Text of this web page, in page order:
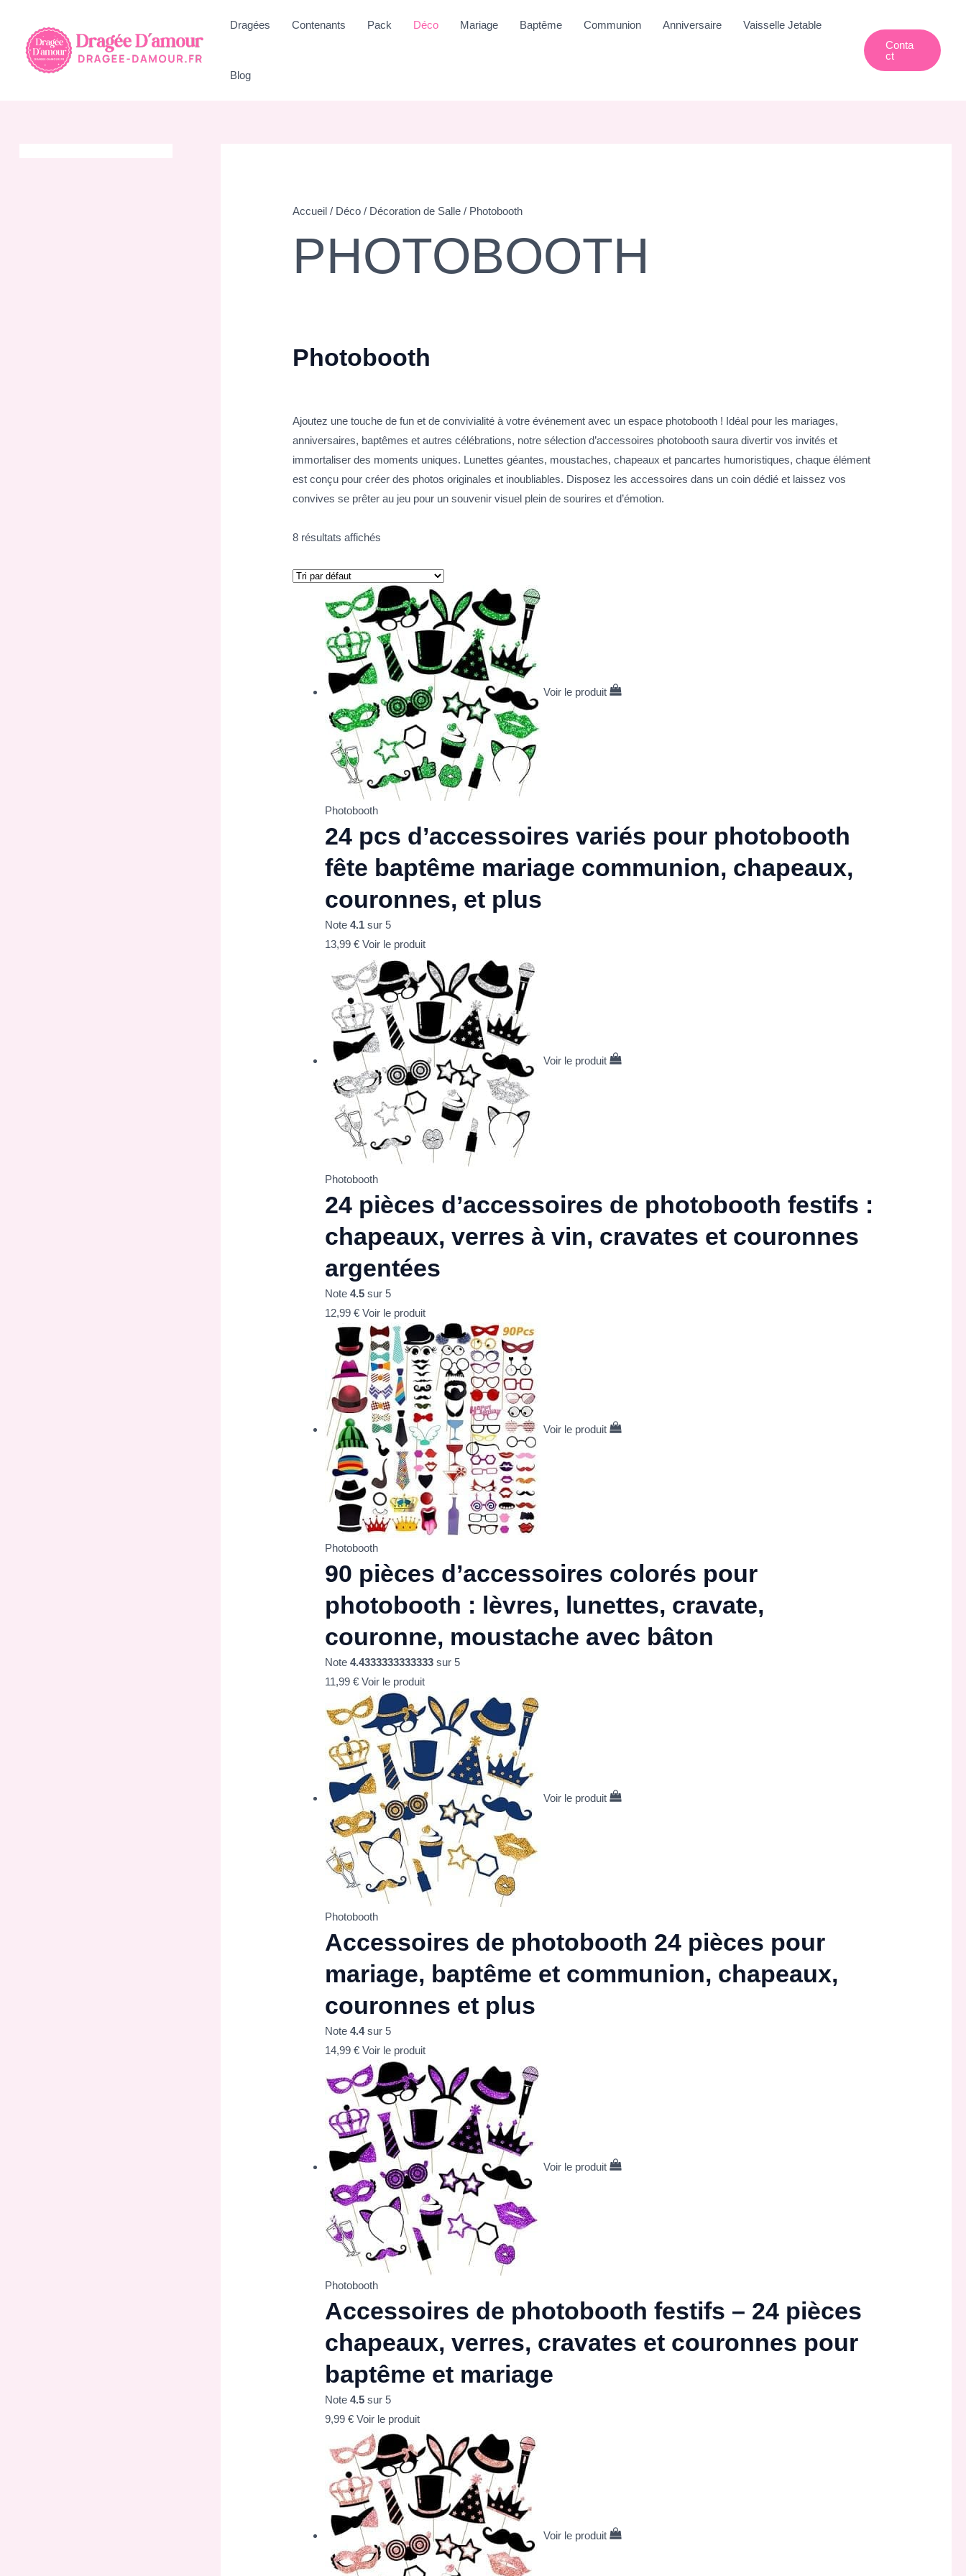
contenu
Dragées Contenants Pack Déco Mariage Baptême Communion Anniversaire Vaisselle Jetable
Blog
Conta
Ct
Accueil/ Déco/ Décoration de Salle/ Photobooth
PHOTOBOOTH
Photobooth
Ajoutez une touche de fun et de convivialité à votre événement avec un espace photobooth ! Idéal pour les mariages,
anniversaires, baptêmes et autres célébrations, notre sélection d’accessoires photobooth saura divertir vos invités et
immortaliser des moments uniques. Lunettes géantes, moustaches, chapeaux et pancartes humoristiques, chaque élément
est conçu pour créer des photos originales et inoubliables. Disposez les accessoires dans un coin dédié et laissez vos
convives se prêter au jeu pour un souvenir visuel plein de sourires et d’émotion.
8 résultats affichés
Voir le produit
Photobooth
24 pcs d’accessoires variés pour photobooth
fête baptême mariage communion, chapeaux,
couronnes, et plus
Note 4.1sur 5
13,99 € Voir le produit
Voir le produit
Photobooth
24 pièces d’accessoires de photobooth festifs :
chapeaux, verres à vin, cravates et couronnes
argentées
Note 4.5sur 5
12,99 € Voir le produit
Voir le produit
Photobooth
90 pièces d’accessoires colorés pour
photobooth : lèvres, lunettes, cravate,
couronne, moustache avec bâton
Note 4.4333333333333sur 5
11,99 € Voir le produit
Voir le produit
Photobooth
Accessoires de photobooth 24 pièces pour
mariage, baptême et communion, chapeaux,
couronnes et plus
Note 4.4sur 5
14,99 € Voir le produit
Voir le produit
Photobooth
Accessoires de photobooth festifs – 24 pièces
chapeaux, verres, cravates et couronnes pour
baptême et mariage
Note 4.5sur 5
9,99 € Voir le produit
Voir le produit